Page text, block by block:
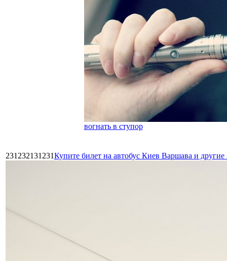
вогнать в ступор
231232131231Купите билет на автобус Киев Варшава и